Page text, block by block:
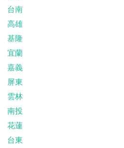
台南
高雄
基隆
宜蘭
嘉義
屏東
雲林
南投
花蓮
台東